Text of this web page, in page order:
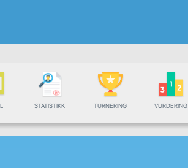
STATISTIKK TURNERING VURDERING